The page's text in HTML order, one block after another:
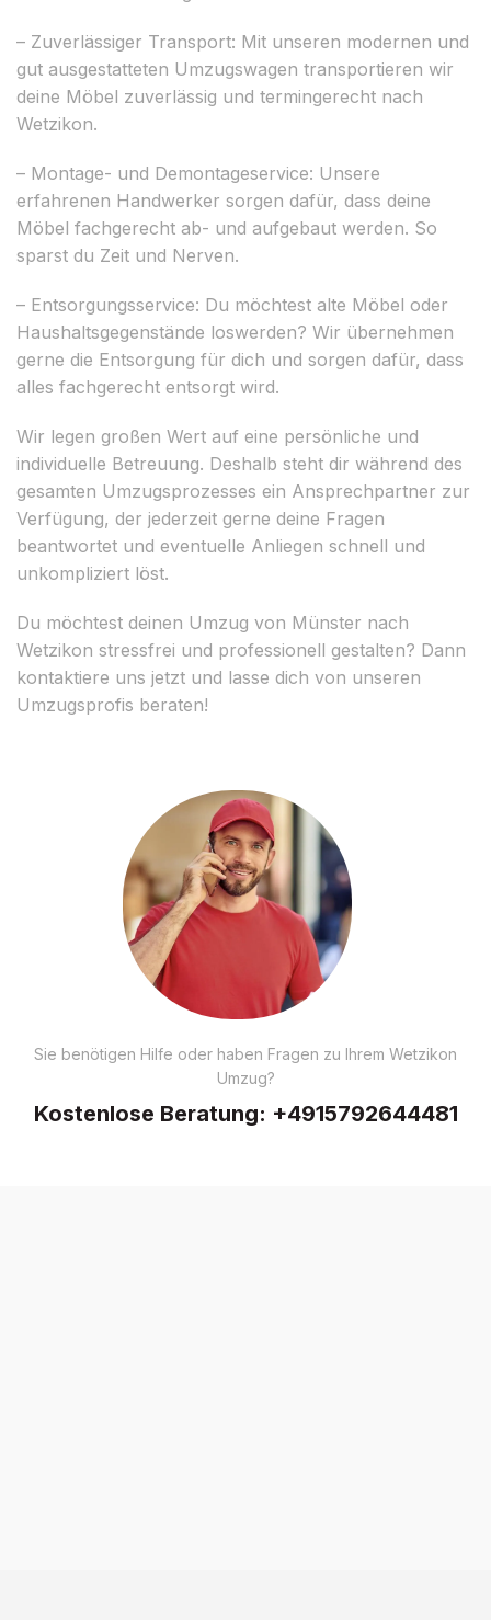
– Zuverlässiger Transport: Mit unseren modernen und
gut ausgestatteten Umzugswagen transportieren wir
deine Möbel zuverlässig und termingerecht nach
Wetzikon.
– Montage- und Demontageservice: Unsere
erfahrenen Handwerker sorgen dafür, dass deine
Möbel fachgerecht ab- und aufgebaut werden. So
sparst du Zeit und Nerven.
– Entsorgungsservice: Du möchtest alte Möbel oder
Haushaltsgegenstände loswerden? Wir übernehmen
gerne die Entsorgung für dich und sorgen dafür, dass
alles fachgerecht entsorgt wird.
Wir legen großen Wert auf eine persönliche und
individuelle Betreuung. Deshalb steht dir während des
gesamten Umzugsprozesses ein Ansprechpartner zur
Verfügung, der jederzeit gerne deine Fragen
beantwortet und eventuelle Anliegen schnell und
unkompliziert löst.
Du möchtest deinen Umzug von Münster nach
Wetzikon stressfrei und professionell gestalten? Dann
kontaktiere uns jetzt und lasse dich von unseren
Umzugsprofis beraten!
Sie benötigen Hilfe oder haben Fragen zu Ihrem Wetzikon
Umzug?
Kostenlose Beratung: +4915792644481